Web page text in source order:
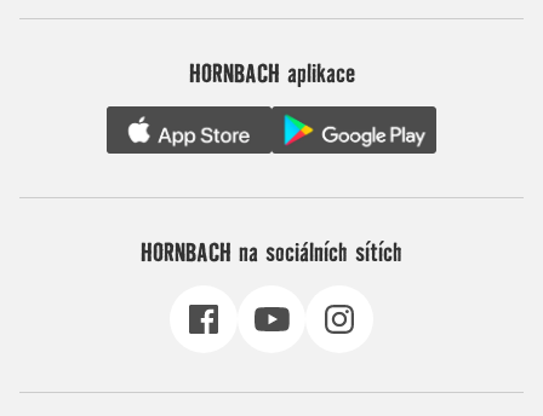
HORNBACH aplikace
HORNBACH na sociálních sítích